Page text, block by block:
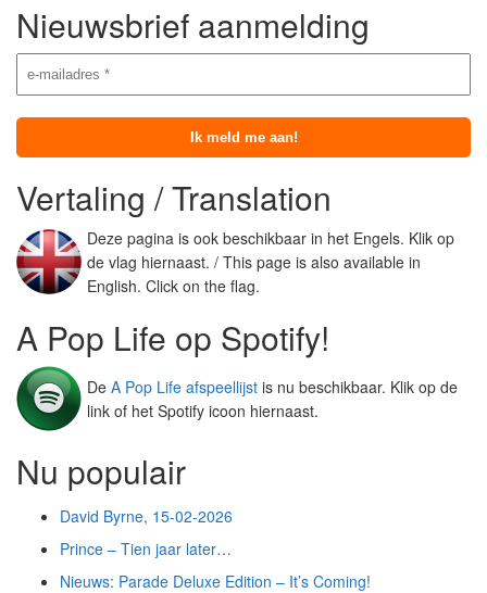
Nieuwsbrief aanmelding
Vertaling / Translation
Deze pagina is ook beschikbaar in het Engels. Klik op
de vlag hiernaast. / This page is also available in
English. Click on the flag.
A Pop Life op Spotify!
De A Pop Life afspeellijst is nu beschikbaar. Klik op de
link of het Spotify icoon hiernaast.
Nu populair
David Byrne, 15-02-2026
Prince – Tien jaar later…
Nieuws: Parade Deluxe Edition – It’s Coming!